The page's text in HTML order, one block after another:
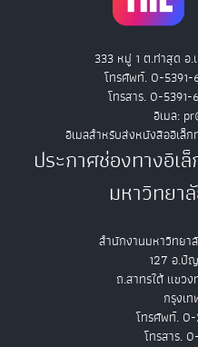
333 หมู่ 1 ต.ท่าสุด อ.
โทรศัพท์. 0-
โทรสาร. 0-
อีเมล:
อีเมลสำหรับส่งหนังสืออิเล็
ประกาศช่องทางอิเ
มหาวิทยา
สำนักงานมหาวิทยา
127 อ.ปั
ถ.สาทรใต้ แขวง
กรุงเ
โทรศัพท์.
โทรสาร.